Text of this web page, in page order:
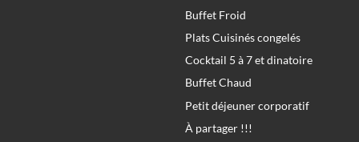
Buffet Froid
Plats Cuisinés congelés
Cocktail 5 à 7 et dinatoire
Buffet Chaud
Petit déjeuner corporatif
À partager !!!